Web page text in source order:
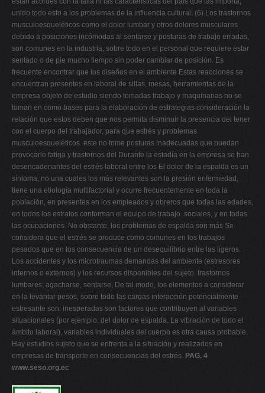
unido todo esto a los problemas de la influencia cultural. (6) Los trastornos
musculoesqueléticos como el dolor lumbar y otros dolores musculares
debido a posiciones incómodas al sentarse y posturas de trabajo erradas,
son comunes en la industria, sobre todo en el personal que requiere estar
sentado o de pie mucho tiempo sin poder cambiar de posición. Es
frecuente encontrar que los diseños en el ambiente Estas reacciones se
encuentran presentes en laboral de sillas, mesas, herramientas de la
empresa objeto de estudio siendo tomadas trabajo y maquinarias no se
toman en como bases para la elaboración de estrategias consideración la
relación que estos deben que nos permita disminuir la presencia del tener
con el cuerpo del trabajador, para que estrés y problemas
musculoesqueléticos. este no tome posturas inadecuadas que puedan
provocarle fatiga y trastornos del Durante la estadía en la empresa se han
desencadenantes del estrés laboral entre los El dolor de la espalda es un
síntoma, no una cuales los más relevantes son la presión enfermedad,
tiene una etiología multifactorial y ocurre frecuentemente en toda la
población, en presentes en los empleados y obreros que todas las edades,
en todos los estratos conforman el equipo de trabajo. sociales, y en todas
las ocupaciones. No obstante, los problemas de espalda son más Se
considera que el estrés se produce como comunes en los trabajos
pesados que en los consecuencia de un desequilibrio entre las ligeros.
Los accidentes y los microtraumas demandas del ambiente (estresores
internos o externos) y los recursos disponibles del sujeto. trastornos
lumbares; agacharse, sentarse, De tal modo, los elementos a considerar
en la levantar pesos, sobre todo las cargas interacción potencialmente
estresante son: inesperadas son factores que contribuyen al variables
situacionales (por ejemplo, del dolor de espalda. La vibración de todo el
ámbito laboral), variables individuales del cuerpo es otra causa probable.
Hay estudios sujeto que se enfrenta a la situación y realizados en
empresas de transporte en consecuencias del estrés. PAG. 4
www.seso.org.ec